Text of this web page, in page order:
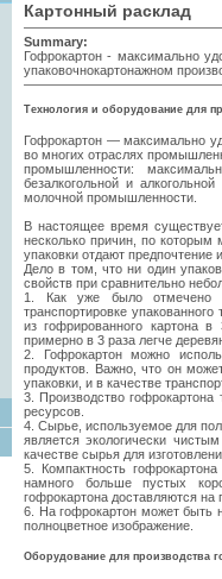
Картонный расклад
Summary:
Гофрокартон - максимально
упаковочнокартонажном
Технология и оборудование для
Гофрокартон — максимально
во многих отраслях
промышленности:
безалкогольной и
молочной промышленности.
В настоящее время
несколько причин, по которым
упаковки отдают предпочтение
Дело в том, что ни один
свойств при сравнительно
1. Как уже было отмечено
транспортировке
из гофрированного картона
примерно в 3 раза легче
2. Гофрокартон можно
продуктов. Важно, что он
упаковки, и в качестве
3. Производство гофрокартона
ресурсов.
4. Сырье, используемое для
является экологически
качестве сырья для
5. Компактность
намного больше пустых
гофрокартона доставляются на
6. На гофрокартон может быть
полноцветное изображение.
Оборудование для производства